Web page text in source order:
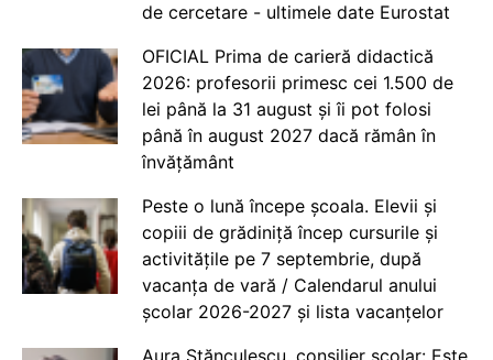
de cercetare - ultimele date Eurostat
OFICIAL Prima de carieră didactică
2026: profesorii primesc cei 1.500 de
lei până la 31 august și îi pot folosi
până în august 2027 dacă rămân în
învățământ
Peste o lună începe școala. Elevii și
copiii de grădiniță încep cursurile și
activitățile pe 7 septembrie, după
vacanța de vară / Calendarul anului
școlar 2026-2027 și lista vacanțelor
Aura Stănculescu, consilier școlar: Este